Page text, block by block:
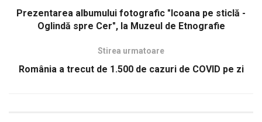
Prezentarea albumului fotografic "Icoana pe sticlă -
Oglindă spre Cer", la Muzeul de Etnografie
Stirea urmatoare
România a trecut de 1.500 de cazuri de COVID pe zi